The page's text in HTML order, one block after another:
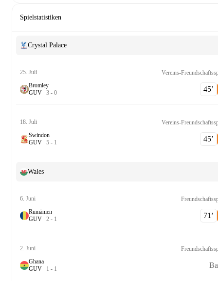
Spielstatistiken
Crystal Palace
25. Juli
Vereins-
Bromley
GUV 3 - 0 45‎’‎
18. Juli
Vereins-
Swindon
GUV 5 - 1 45‎’‎
Wales
6. Juni
Rumänien
GUV 2 - 1 71‎’‎
2. Juni
Ghana
GUV 1 - 1